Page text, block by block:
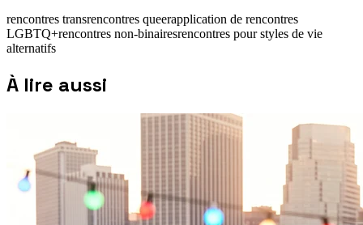
rencontres transrencontres queerapplication de rencontres
LGBTQ+rencontres non-binairesrencontres pour styles de vie
alternatifs
À lire aussi